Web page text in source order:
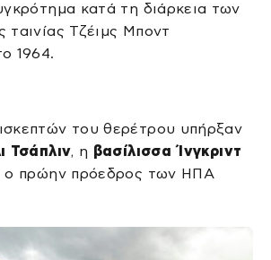
κατά τη διάρκεια των
ταινίας Τζέιμς Μποντ
1964.
του θερέτρου υπήρξαν
Τσάπλιν, η βασίλισσα Ίνγκριντ
ο πρώην πρόεδρος των ΗΠΑ